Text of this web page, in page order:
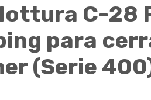
C-28
para
(Serie